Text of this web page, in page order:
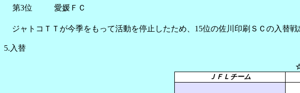
第3位
愛媛ＦＣ
ジャトコＴＴが今季をもって活動を停止したため、15位の佐川印刷ＳＣの入替戦
5.入替
ＪＦＬチーム